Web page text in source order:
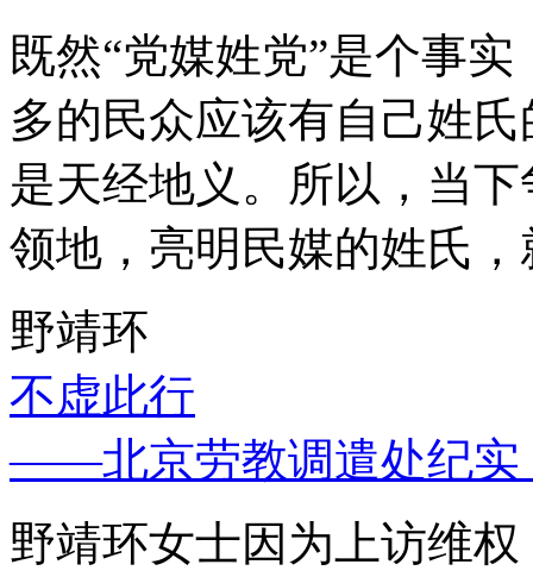
既然“党媒姓党”是个事
多的民众应该有自己姓
是天经地义。所以，当
领地，亮明民媒的姓氏
野靖环
不虚此行
——北京劳教调遣处纪实
野靖环女士因为上访维